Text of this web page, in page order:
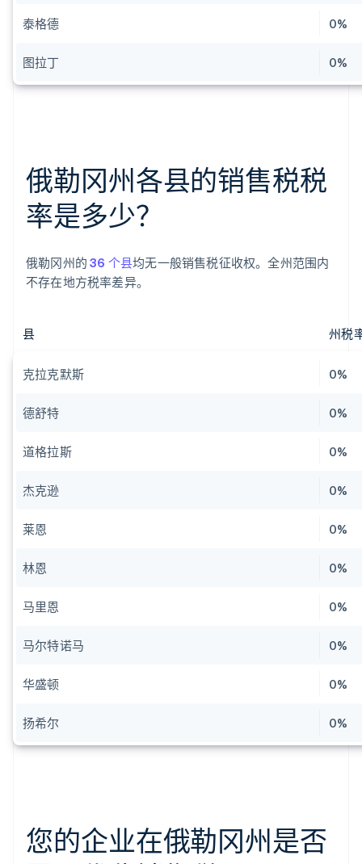
泰格德 0%
图拉丁 0%
俄勒冈州各县的销售税税
率是多少？
俄勒冈州的36 个县均无一般销售税征收权。全州范围内
不存在地方税率差异。
县 州税
克拉克默斯 0%
德舒特 0%
道格拉斯 0%
杰克逊 0%
莱恩 0%
林恩 0%
马里恩 0%
马尔特诺马 0%
华盛顿 0%
扬希尔 0%
您的企业在俄勒冈州是否